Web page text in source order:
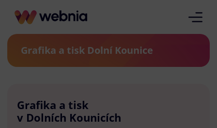
Grafika a tisk Dolní Kounice
Grafika a tisk
v Dolních Kounicích